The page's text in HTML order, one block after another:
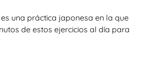
una práctica japonesa en la que
de estos ejercicios al día para